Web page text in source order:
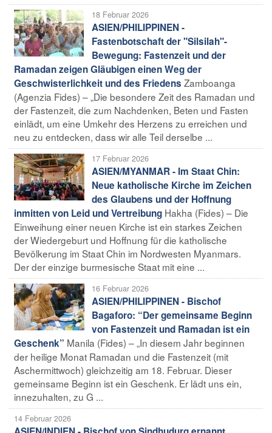
18 Februar 2026
ASIEN/PHILIPPINEN -
Fastenbotschaft der "Silsilah"-
Bewegung: Fastenzeit und der
Ramadan zeigen Gläubigen einen Weg der
Geschwisterlichkeit und des Friedens Zamboanga
(Agenzia Fides) – „Die besondere Zeit des Ramadan und
der Fastenzeit, die zum Nachdenken, Beten und Fasten
einlädt, um eine Umkehr des Herzens zu erreichen und
neu zu entdecken, dass wir alle Teil derselbe ...
17 Februar 2026
ASIEN/MYANMAR - Im Staat Chin:
Neue katholische Kirche im Zeichen
des Glaubens und der Hoffnung
inmitten von Leid und Vertreibung Hakha (Fides) – Die
Einweihung einer neuen Kirche ist ein starkes Zeichen
der Wiedergeburt und Hoffnung für die katholische
Bevölkerung im Staat Chin im Nordwesten Myanmars.
Der der einzige burmesische Staat mit eine ...
16 Februar 2026
ASIEN/PHILIPPINEN - Bischof
Bagaforo: “Der gemeinsame Beginn
von Fastenzeit und Ramadan ist ein
Geschenk” Manila (Fides) – „In diesem Jahr beginnen
der heilige Monat Ramadan und die Fastenzeit (mit
Aschermittwoch) gleichzeitig am 18. Februar. Dieser
gemeinsame Beginn ist ein Geschenk. Er lädt uns ein,
innezuhalten, zu G ...
14 Februar 2026